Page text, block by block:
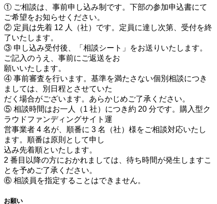
① ご相談は、事前申し込み制です。下部の参加申込書にて
ご希望をお知らせください。
② 定員は先着 12 人（社）です。定員に達し次第、受付を終
了いたします。
③ 申し込み受付後、「相談シート」をお送りいたします。
ご記入のうえ、事前にご返送をお
願いいたします。
④ 事前審査を行います。基準を満たさない個別相談につき
ましては、別日程とさせていた
だく場合がございます。あらかじめご了承ください。
⑤ 相談時間はお一人（1 社）につき約 20 分です。購入型ク
ラウドファンディングサイト運
営事業者 4 名が、順番に 3 名（社）様をご相談対応いたし
ます。順番は原則として申し
込み先着順といたします。
2 番目以降の方におかれましては、待ち時間が発生しますこ
とを予めご了承ください。
⑥ 相談員を指定することはできません。
お願い